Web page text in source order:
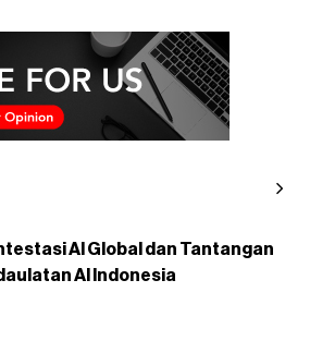
AI Global dan Tantangan
AI Indonesia